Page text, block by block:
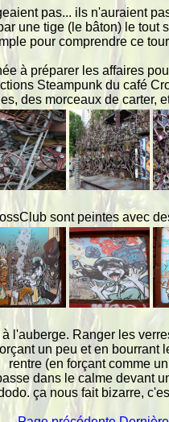
pas... ils n'auraient
une tige (le bâton) le tout
pour comprendre ce
à préparer les affaires
Steampunk du café
des morceaux de carter,
sont peintes avec
l'auberge. Ranger les
un peu et en
rentre (en forçant comme
dans le calme devant
ça nous fait bizarre,